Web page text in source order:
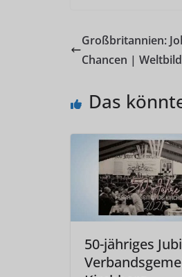
Großbritannien:
Chancen |
Das
50-jähriges